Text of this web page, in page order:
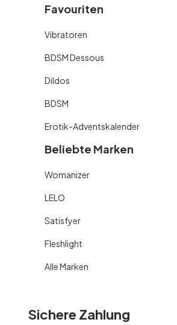
Favouriten
Vibratoren
BDSM Dessous
Dildos
BDSM
Erotik-Adventskalender
Beliebte Marken
Womanizer
LELO
Satisfyer
Fleshlight
Alle Marken
Sichere Zahlung